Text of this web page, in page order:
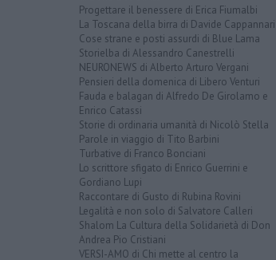
Progettare il benessere di Erica Fiumalbi
La Toscana della birra di Davide Cappannari
Cose strane e posti assurdi di Blue Lama
Storielba di Alessandro Canestrelli
NEURONEWS di Alberto Arturo Vergani
Pensieri della domenica di Libero Venturi
Fauda e balagan di Alfredo De Girolamo e
Enrico Catassi
Storie di ordinaria umanità di Nicolò Stella
Parole in viaggio di Tito Barbini
Turbative di Franco Bonciani
Lo scrittore sfigato di Enrico Guerrini e
Gordiano Lupi
Raccontare di Gusto di Rubina Rovini
Legalità e non solo di Salvatore Calleri
Shalom La Cultura della Solidarietà di Don
Andrea Pio Cristiani
VERSI-AMO di Chi mette al centro la